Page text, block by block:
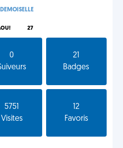
27
0
21
Badges
5751
Visites
12
Favoris